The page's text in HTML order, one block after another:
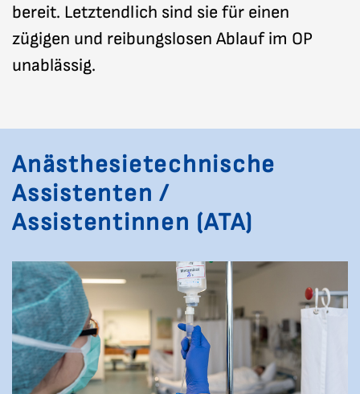
bereit. Letztendlich sind sie für einen
zügigen und reibungslosen Ablauf im OP
unablässig.
Anästhesietechnische
Assistenten /
Assistentinnen (ATA)